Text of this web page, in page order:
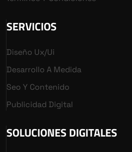
SERVICIOS
Diseño Ux/ui
Desarrollo A Medida
Seo Y Contenido
Publicidad Digital
SOLUCIONES DIGITALES